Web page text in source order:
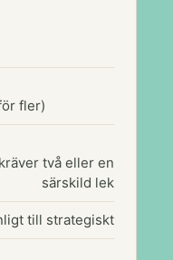
fler)
två eller en
särskild lek
till strategiskt